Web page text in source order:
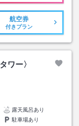
航空券
付きプラン
ワー〉
露天風呂あり
駐車場あり